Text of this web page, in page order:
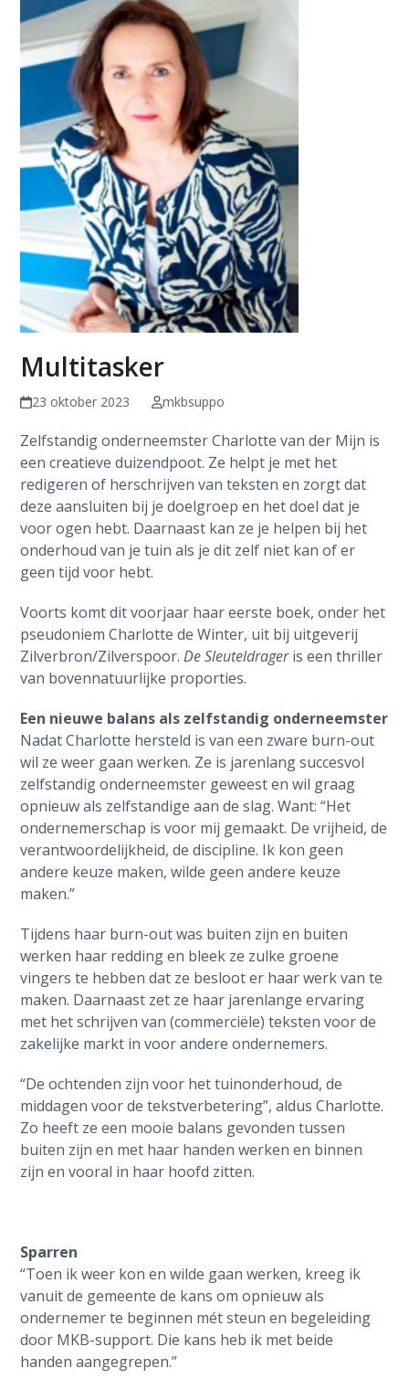
Multitasker
23 oktober 2023 mkbsuppo
Zelfstandig onderneemster Charlotte van der Mijn is
een creatieve duizendpoot. Ze helpt je met het
redigeren of herschrijven van teksten en zorgt dat
deze aansluiten bij je doelgroep en het doel dat je
voor ogen hebt. Daarnaast kan ze je helpen bij het
onderhoud van je tuin als je dit zelf niet kan of er
geen tijd voor hebt.
Voorts komt dit voorjaar haar eerste boek, onder het
pseudoniem Charlotte de Winter, uit bij uitgeverij
Zilverbron/Zilverspoor.De Sleuteldrageris een thriller
van bovennatuurlijke proporties.
Een nieuwe balans als zelfstandig onderneemster
Nadat Charlotte hersteld is van een zware burn-out
wil ze weer gaan werken. Ze is jarenlang succesvol
zelfstandig onderneemster geweest en wil graag
opnieuw als zelfstandige aan de slag. Want: “Het
ondernemerschap is voor mij gemaakt. De vrijheid, de
verantwoordelijkheid, de discipline. Ik kon geen
andere keuze maken, wilde geen andere keuze
maken.”
Tijdens haar burn-out was buiten zijn en buiten
werken haar redding en bleek ze zulke groene
vingers te hebben dat ze besloot er haar werk van te
maken. Daarnaast zet ze haar jarenlange ervaring
met het schrijven van (commerciële) teksten voor de
zakelijke markt in voor andere ondernemers.
“De ochtenden zijn voor het tuinonderhoud, de
middagen voor de tekstverbetering”, aldus Charlotte.
Zo heeft ze een mooie balans gevonden tussen
buiten zijn en met haar handen werken en binnen
zijn en vooral in haar hoofd zitten.
Sparren
“Toen ik weer kon en wilde gaan werken, kreeg ik
vanuit de gemeente de kans om opnieuw als
ondernemer te beginnen mét steun en begeleiding
door MKB-support. Die kans heb ik met beide
handen aangegrepen.”